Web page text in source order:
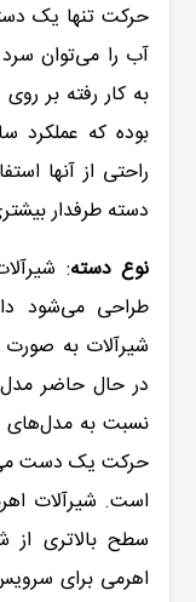
حرکت تنها یک
آب را می‌توان
به کار رفته بر روی
بوده که عملکرد
راحتی از آنها
دسته طرفدار
نوع دسته:
طراحی می‌شود
شیرآلات به
در حال حاضر
نسبت به مدل‌های
حرکت یک دست
است. شیرآلات
سطح بالاتری از
اهرمی برای